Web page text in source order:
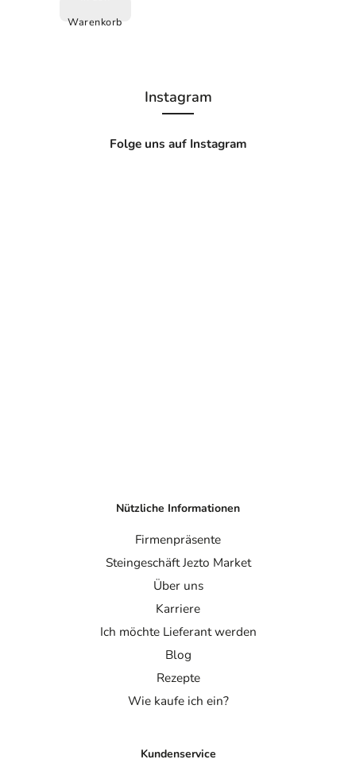
Warenkorb
Instagram
Folge uns auf Instagram
Nützliche Informationen
Firmenpräsente
Steingeschäft Jezto Market
Über uns
Karriere
Ich möchte Lieferant werden
Blog
Rezepte
Wie kaufe ich ein?
Kundenservice